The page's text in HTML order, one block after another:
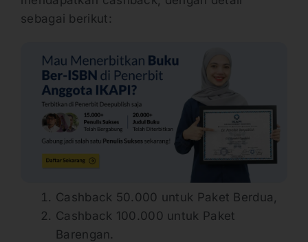
sebagai berikut:
Cashback 50.000 untuk Paket Berdua,
Cashback 100.000 untuk Paket
Barengan.